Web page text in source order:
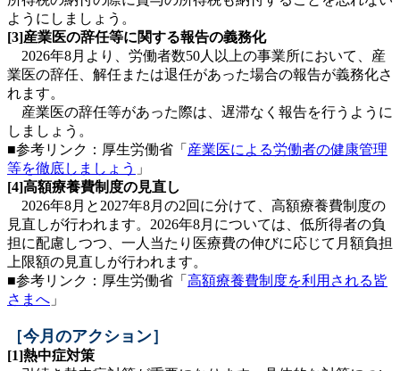
ようにしましょう。
[3]産業医の辞任等に関する報告の義務化
2026年8月より、労働者数50人以上の事業所において、産
業医の辞任、解任または退任があった場合の報告が義務化さ
れます。
産業医の辞任等があった際は、遅滞なく報告を行うように
しましょう。
■参考リンク：厚生労働省「 産業医による労働者の健康管理
等を徹底しましょう 」
[4]高額療養費制度の見直し
2026年8月と2027年8月の2回に分けて、高額療養費制度の
見直しが行われます。2026年8月については、低所得者の負
担に配慮しつつ、一人当たり医療費の伸びに応じて月額負担
上限額の見直しが行われます。
■参考リンク：厚生労働省「 高額療養費制度を利用される皆
さまへ 」
［今月のアクション］
[1]熱中症対策